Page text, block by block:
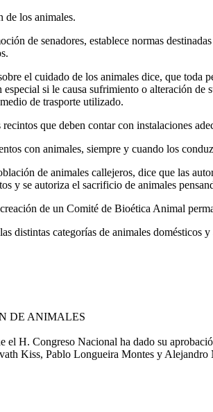
de los animales.
de senadores, establece normas
el cuidado de los animales dice, que toda
especial si le causa sufrimiento o alteración
de trasporte utilizado.
que deben contar con instalaciones
con animales, siempre y cuando los
de animales callejeros, dice que las
y se autoriza el sacrificio de animales
de un Comité de Bioética Animal
distintas categorías de animales domésticos y
DE ANIMALES
el H. Congreso Nacional ha dado su
Kiss, Pablo Longueira Montes y Alejandro